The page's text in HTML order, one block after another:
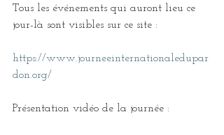
Tous les événements qui auront lieu ce
jour-là sont visibles sur ce site :
https://www.journeeinternationaledupar
don.org/
Présentation vidéo de la journée :